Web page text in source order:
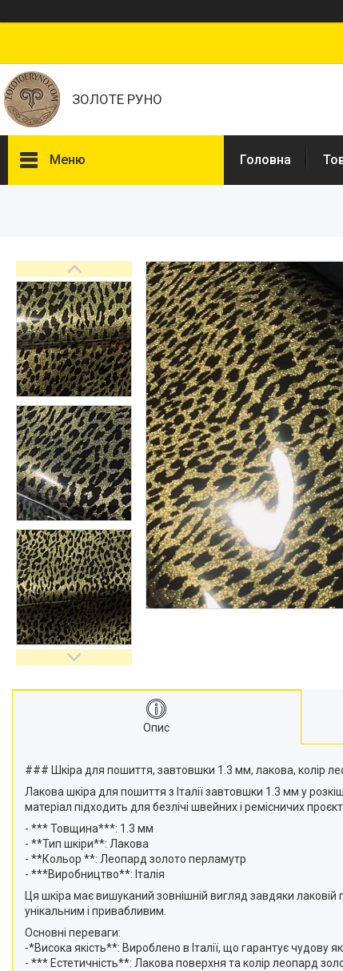
ЗОЛОТЕ РУНО
Меню
Відгуки
Головна
Опис
### Шкіра для пошиття, завтовшки 1.3 мм, лакова, колір
Лакова шкіра для пошиття з Італії завтовшки 1.3 мм у
матеріал підходить для безлічі швейних і ремісничих
- *** Товщина***: 1.3 мм
- **Тип шкіри**: Лакова
- **Кольор **: Леопард золото перламутр
- ***Виробництво**: Італія
Ця шкіра має вишуканий зовнішній вигляд завдяки
унікальним і привабливим.
Основні переваги:
-*Висока якість**: Вироблено в Італії, що гарантує чудову
- *** Естетичність**: Лакова поверхня та колір леопард